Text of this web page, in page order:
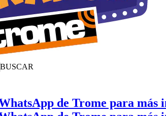
BUSCAR
de Trome para más